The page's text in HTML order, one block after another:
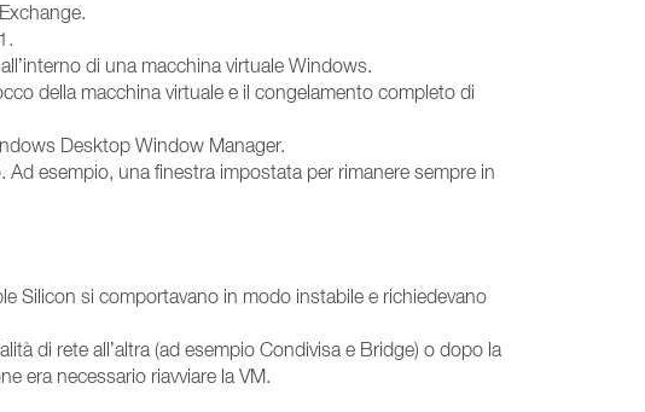
di una macchina virtuale Windows.
della macchina virtuale e il congelamento completo di
Desktop Window Manager.
esempio, una finestra impostata per rimanere sempre in
Silicon si comportavano in modo instabile e richiedevano
di rete all’altra (ad esempio Condivisa e Bridge) o dopo la
era necessario riavviare la VM.